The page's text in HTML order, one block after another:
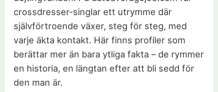
crossdresser-singlar ett utrymme där
självförtroende växer, steg för steg, med
varje äkta kontakt. Här finns profiler som
berättar mer än bara ytliga fakta – de rymmer
en historia, en längtan efter att bli sedd för
den man är.